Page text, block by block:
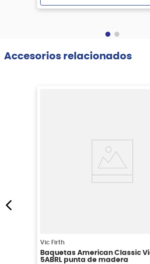
Accesorios relacionados
Vic Firth
Baquetas American Classic
5ABRL punta de madera